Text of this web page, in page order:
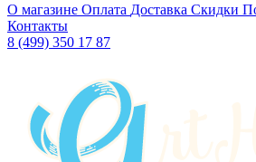
О магазине Оплата Доставка Скидки
Контакты
8 (499) 350 17 87